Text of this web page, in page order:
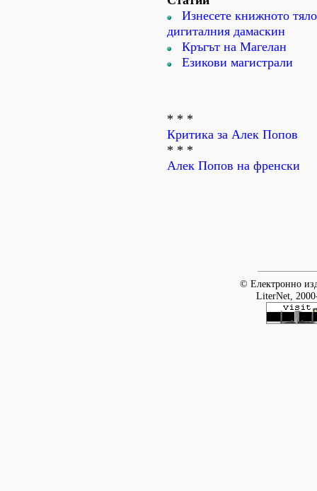
Изнесете книжното
дигиталния дамаскин
Кръгът на Магелан
Езикови магистрали
* * *
Критика за Алек Попов
* * *
Алек Попов на френски
© Електронно
LiterNet,